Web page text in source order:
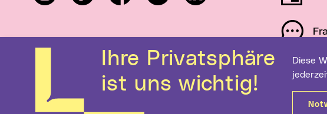
ist uns wichtig!
Diese Website verwendet Cookies. Bitte wählen Sie Ihre gewünschten Einstellungen. Diese können Sie